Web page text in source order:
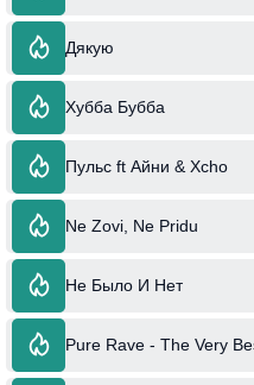
Дякую
Хубба Бубба
Пульс ft Айни & Xcho
Ne Zovi, Ne Pridu
Не Было И Нет
Pure Rave - The Very